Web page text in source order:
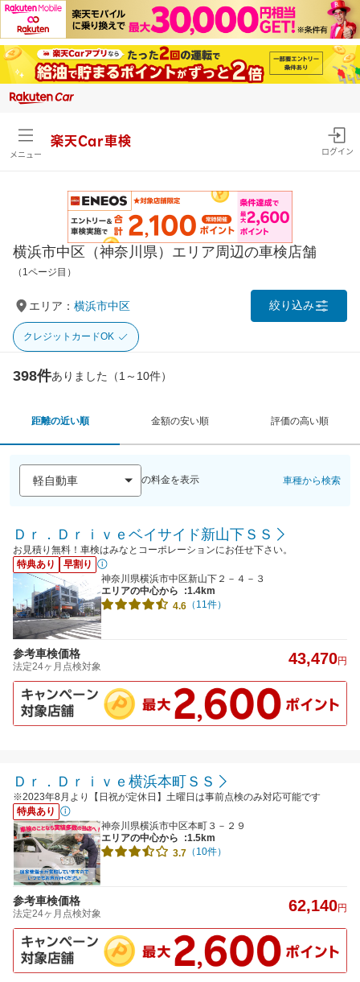
メニュー
楽天Car車検
ログイン
横浜市中区（神奈川県）エリア周辺の車検店舗
（1ページ目）
エリア： 横浜市中区 絞り込み
クレジットカードOK
398件ありました（1～10件）
距離の近い順 金額の安い順 評価の高い順
の料金を表示 車種から検索
Ｄｒ．Ｄｒｉｖｅベイサイド新山下ＳＳ
お見積り無料！車検はみなとコーポレーションにお任せ下さい。
特典あり
早割り
神奈川県横浜市中区新山下２－４－３
エリアの中心から
:1.4km
4.6 （11件）
参考車検価格
法定24ヶ月点検対象 43,470円
Ｄｒ．Ｄｒｉｖｅ横浜本町ＳＳ
※2023年8月より【日祝が定休日】土曜日は事前点検のみ対応可能です
特典あり
神奈川県横浜市中区本町３－２９
エリアの中心から
:1.5km
3.7 （10件）
参考車検価格
法定24ヶ月点検対象 62,140円